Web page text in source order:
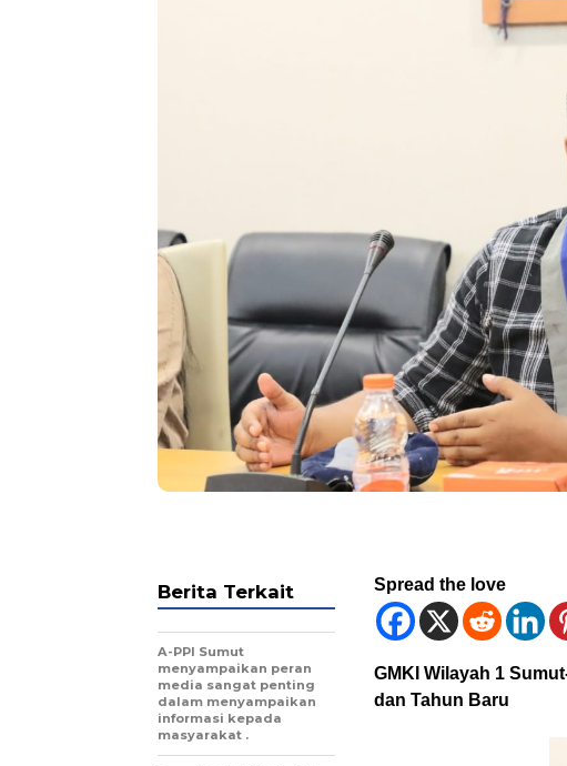
Spread the love
GMKI Wilayah 1
dan Tahun Baru
Berita Terkait
A-PPI Sumut
menyampaikan peran
media sangat penting
dalam menyampaikan
informasi kepada
masyarakat .